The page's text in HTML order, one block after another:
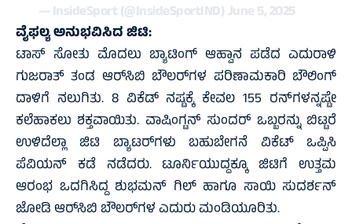
— InsideSport (@InsideSportIND) June 5, 2025
ವೈಫಲ್ಯ ಅನುಭವಿಸಿದ ಜಿಟಿ:
ಟಾಸ್ ಸೋತು ಮೊದಲು ಬ್ಯಾಟಿಂಗ್ ಆಹ್ವಾನ ಪಡೆದ ಎದುರಾಳಿ
ಗುಜರಾತ್ ತಂಡ ಆರ್‌ಸಿಬಿ ಬೌಲರ್‌ಗಳ ಪರಿಣಾಮಕಾರಿ ಬೌಲಿಂಗ್
ದಾಳಿಗೆ ನಲುಗಿತು. 8 ವಿಕೆಡ್ ನಷ್ಟಕ್ಕೆ ಕೇವಲ 155 ರನ್‌ಗಳನ್ನಷ್ಟೇ
ಕಲೆಹಾಕಲು ಶಕ್ತವಾಯಿತು. ವಾಷಿಂಗ್ಟನ್ ಸುಂದರ್ ಒಬ್ಬರನ್ನು ಬಿಟ್ಟರೆ
ಉಳಿದೆಲ್ಲಾ ಜಿಟಿ ಬ್ಯಾಟರ್‌ಗಳು ಬಹುಬೇಗನೆ ವಿಕೆಟ್ ಒಪ್ಪಿಸಿ
ಪೆವಿಯನ್ ಕಡೆ ನಡೆದರು. ಟೂರ್ನಿಯುದ್ದಕ್ಕೂ ಜಿಟಿಗೆ ಉತ್ತಮ
ಆರಂಭ ಒದಗಿಸಿದ್ದ ಶುಭಮನ್ ಗಿಲ್ ಹಾಗೂ ಸಾಯಿ ಸುದರ್ಶನ್
ಜೋಡಿ ಆರ್‌ಸಿಬಿ ಬೌಲರ್‌ಗಳ ಎದುರು ಮಂಡಿಯೂರಿತು.